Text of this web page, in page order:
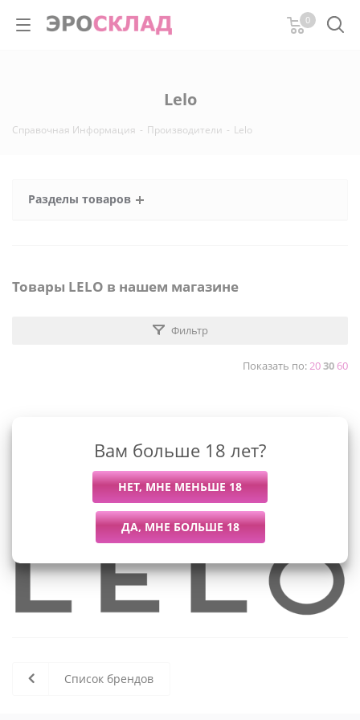
0
Lelo
Справочная Информация - Производители - Lelo
Разделы товаров
Товары LELO в нашем магазине
Фильтр
Показать по:203060
В данный момент нет активных
товаров
Список брендов
Вам больше 18 лет?